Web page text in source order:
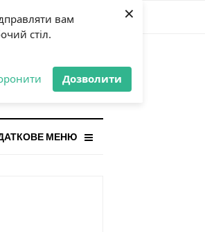
вам
стіл.
Дозволити
×
із
МЕНЮ